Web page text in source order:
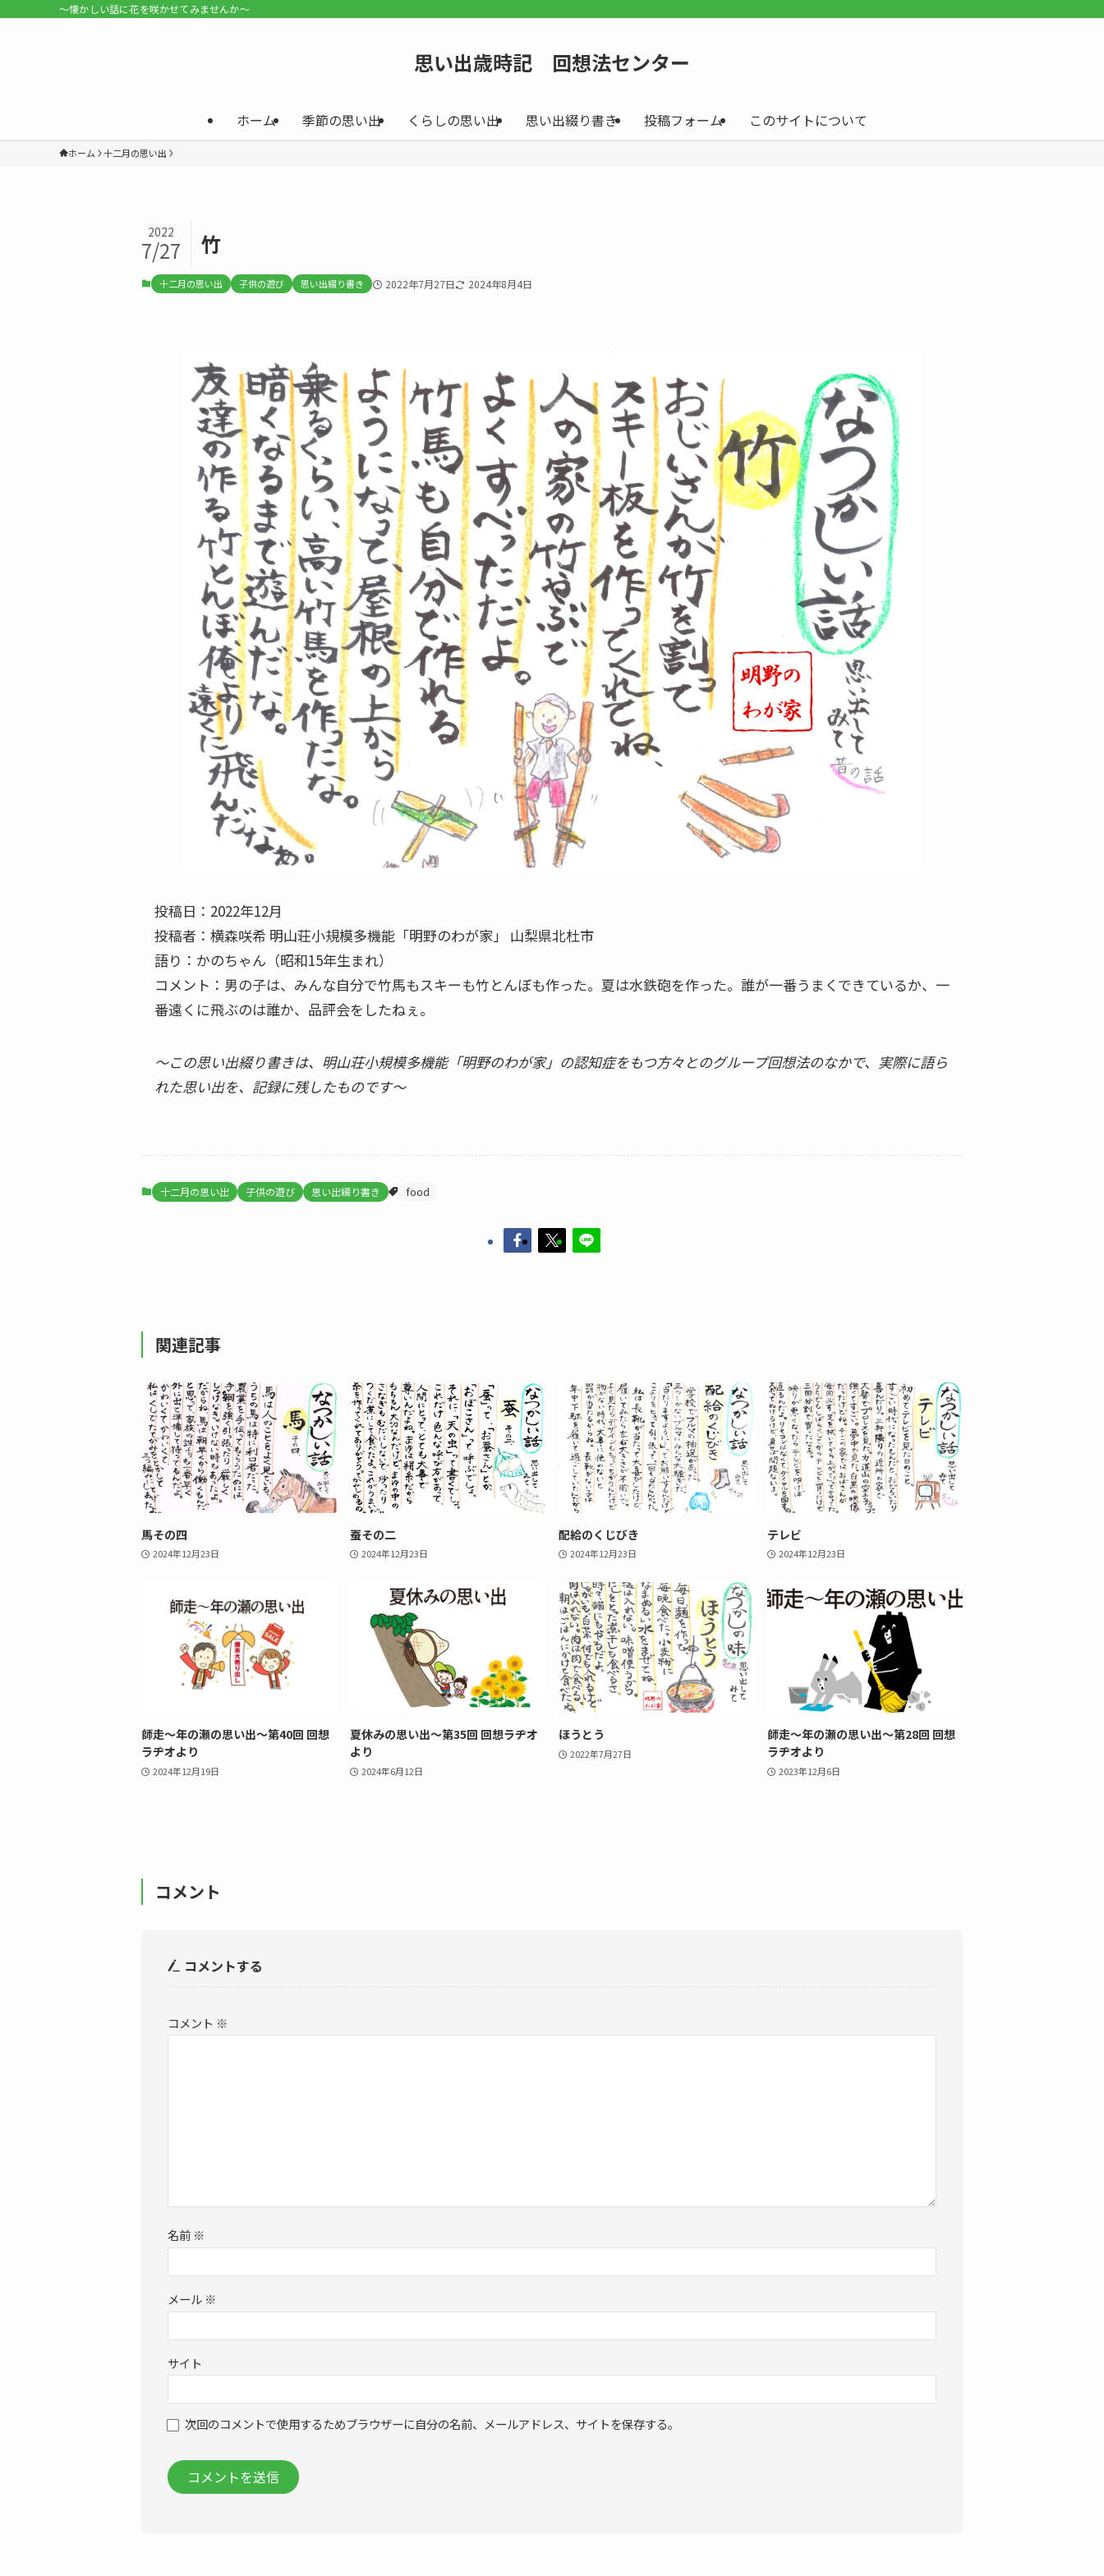
〜懐かしい話に花を咲かせてみませんか〜
思い出歳時記 回想法センター
ホーム 季節の思い出 くらしの思い出 思い出綴り書き 投稿フォーム このサイトについて
ホーム 十二月の思い出
竹
2022
7/27
十二月の思い出 子供の遊び 思い出綴り書き 2022年7月27日 2024年8月4日
投稿日：2022年12月
投稿者：横森咲希 明山荘小規模多機能「明野のわが家」 山梨県北杜市
語り：かのちゃん（昭和15年生まれ）
コメント：男の子は、みんな自分で竹馬もスキーも竹とんぼも作った。夏は水鉄砲を作った。誰が一番うまくできているか、一
番遠くに飛ぶのは誰か、品評会をしたねぇ。
〜この思い出綴り書きは、明山荘小規模多機能「明野のわが家」の認知症をもつ方々とのグループ回想法のなかで、実際に語ら
れた思い出を、記録に残したものです〜
十二月の思い出 子供の遊び 思い出綴り書き food
関連記事
馬その四
2024年12月23日
蚕その二
2024年12月23日
配給のくじびき
2024年12月23日
テレビ
2024年12月23日
師走〜年の瀬の思い出〜第40回 回想
ラヂオより
2024年12月19日
夏休みの思い出〜第35回 回想ラヂオ
より
2024年6月12日
ほうとう
2022年7月27日
師走～年の瀬の思い出〜第28回 回想
ラヂオより
2023年12月6日
コメント
コメントする
コメント ※
名前 ※
メール ※
サイト
次回のコメントで使用するためブラウザーに自分の名前、メールアドレス、サイトを保存する。